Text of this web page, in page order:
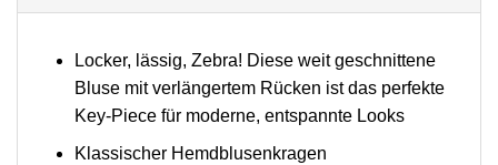
Locker, lässig, Zebra! Diese weit geschnittene
Bluse mit verlängertem Rücken ist das perfekte
Key-Piece für moderne, entspannte Looks
Klassischer Hemdblusenkragen